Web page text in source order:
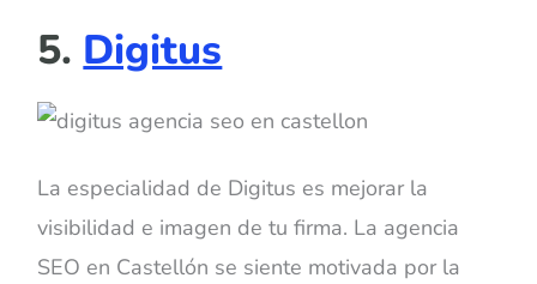
5. Digitus
La especialidad de Digitus es mejorar la
visibilidad e imagen de tu firma. La agencia
SEO en Castellón se siente motivada por la